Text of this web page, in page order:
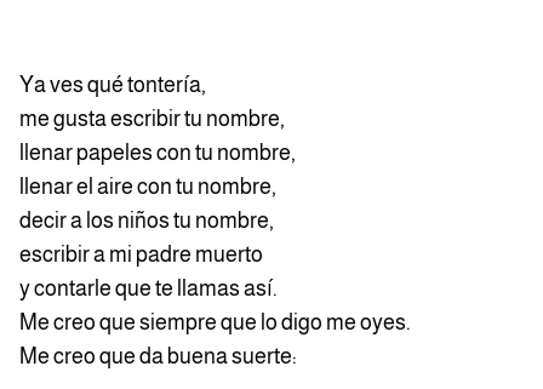
Ya ves qué tontería,
me gusta escribir tu nombre,
llenar papeles con tu nombre,
llenar el aire con tu nombre,
decir a los niños tu nombre,
escribir a mi padre muerto
y contarle que te llamas así.
Me creo que siempre que lo digo me oyes.
Me creo que da buena suerte: